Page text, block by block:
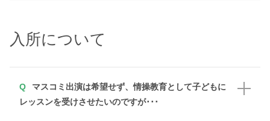
入所について
マスコミ出演は希望せず、情操教育として子どもに
レッスンを受けさせたいのですが･･･